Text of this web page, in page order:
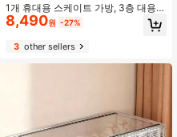
1개 휴대용 스케이트 가방, 3층 대용량
스케이트 신발, 무거운 신발용 두꺼운
스케이트 신발 가방 1개, 조절 가능한
어깨 끈과 로고 창 포함, 인라인 스케
이트, 롤러 스케이트, 쿼드 스케이트,
아이스 가방, 스케이팅 링크, 메쉬 가
합, 야외 스포츠 애호가와 스케이트보
드 애호가를 위한 이상적인 선물
8,490원 -27%
3other sellers